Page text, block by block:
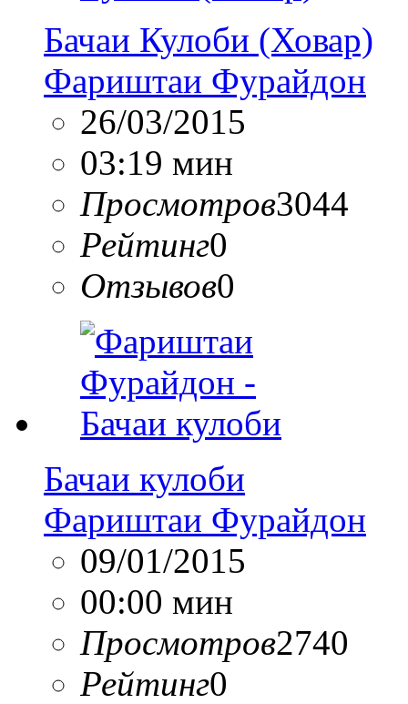
Бачаи Кулоби (Ховар)
Фариштаи Фурайдон
26/03/2015
03:19 мин
Просмотров3044
Рейтинг0
Отзывов0
Бачаи кулоби
Фариштаи Фурайдон
09/01/2015
00:00 мин
Просмотров2740
Рейтинг0